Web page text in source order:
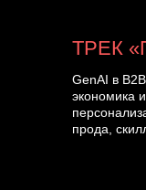
ТРЕК
GenAI в
экономика
прода,